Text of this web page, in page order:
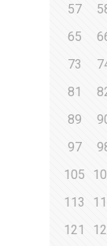
57
65
73
81
89
97
105
113
121